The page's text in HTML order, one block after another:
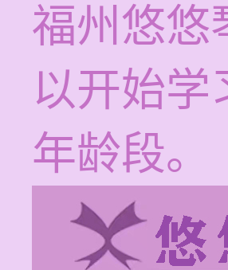
福州悠悠
以开始学
年龄段。